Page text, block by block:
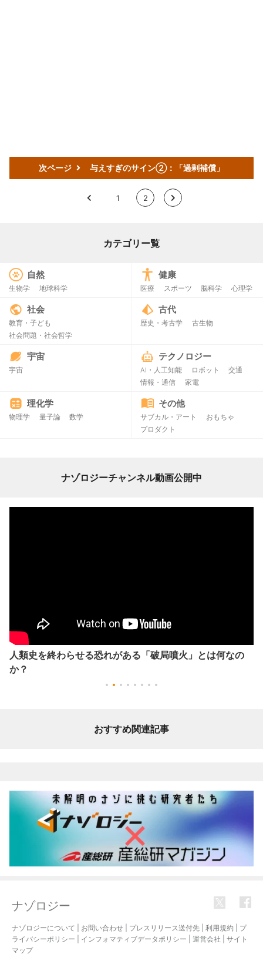
次ページ 与えすぎのサイン②：「過剰補償」
< 1 2 >
カテゴリー覧
自然
生物学 地球科学
健康
医療 スポーツ 脳科学 心理学
社会
教育・子ども
社会問題・社会哲学
古代
歴史・考古学 古生物
宇宙
宇宙
テクノロジー
AI・人工知能 ロボット
交通
情報・通信
家電
理化学
物理学 量子論 数学
その他
サブカル・アート
おもちゃ
プロダクト
ナゾロジーチャンネル動画公開中
人類史を終わらせる恐れがある「破局噴火」とは何なの
か？
おすすめ関連記事
ナゾロジー
ナゾロジーについて お問い合わせ プレスリリース送付先 利用規約
プ
ライバシーポリシー
インフォマティブデータポリシー 運営会社
サイト
マップ